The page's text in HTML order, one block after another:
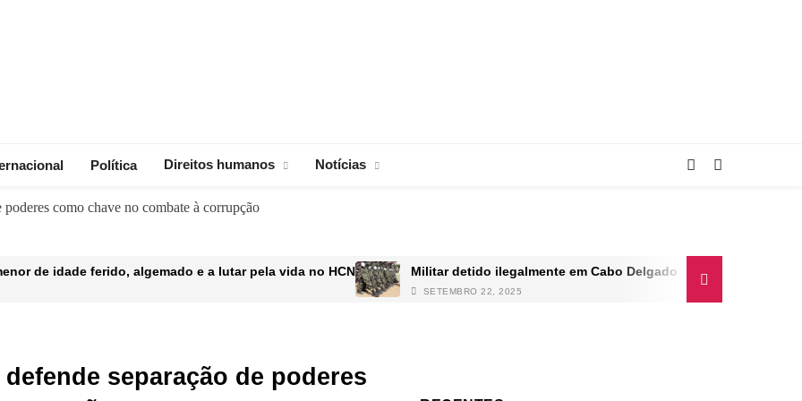
Política Direitos humanos Notícias
como chave no combate à corrupção
de idade ferido, algemado e a lutar pela vida no HCN Militar detido ilegalmente em Cabo Delgado
SETEMBRO 22, 2025
de assassinar Kgaogelo Marota comparece ao tribunal na África do Sul
separação de poderes